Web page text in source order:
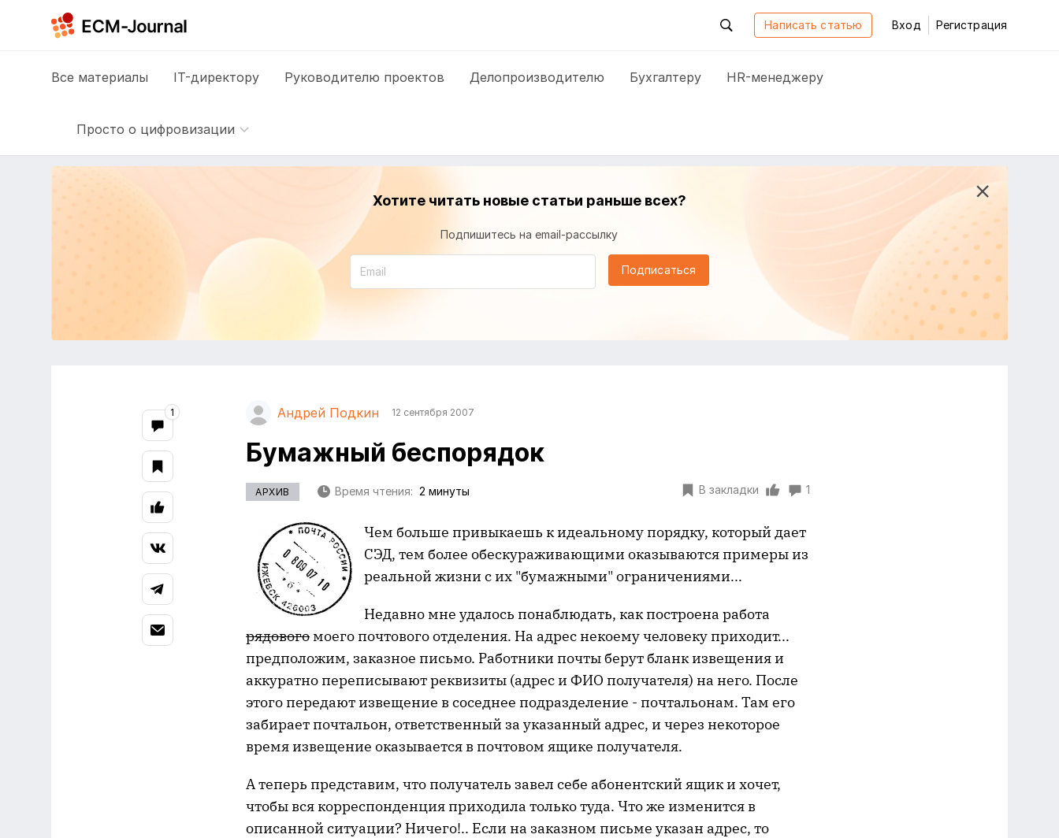
Написать статью Вход Регистрация
Все материалы IT-директору Руководителю проектов Делопроизводителю Бухгалтеру HR-менеджеру
Просто о цифровизации
Хотите читать новые статьи раньше всех?
Подпишитесь на email-рассылку
Подписаться
Андрей Подкин 12 сентября 2007
Бумажный беспорядок
АРХИВ Время чтения: 2 минуты В закладки 1
Чем больше привыкаешь к идеальному порядку, который дает
СЭД, тем более обескураживающими оказываются примеры из
реальной жизни с их "бумажными" ограничениями...
Недавно мне удалось понаблюдать, как построена работа
рядовогомоего почтового отделения. На адрес некоему человеку приходит...
предположим, заказное письмо. Работники почты берут бланк извещения и
аккуратно переписывают реквизиты (адрес и ФИО получателя) на него. После
этого передают извещение в соседнее подразделение - почтальонам. Там его
забирает почтальон, ответственный за указанный адрес, и через некоторое
время извещение оказывается в почтовом ящике получателя.
А теперь представим, что получатель завел себе абонентский ящик и хочет,
чтобы вся корреспонденция приходила только туда. Что же изменится в
описанной ситуации? Ничего!.. Если на заказном письме указан адрес, то
1